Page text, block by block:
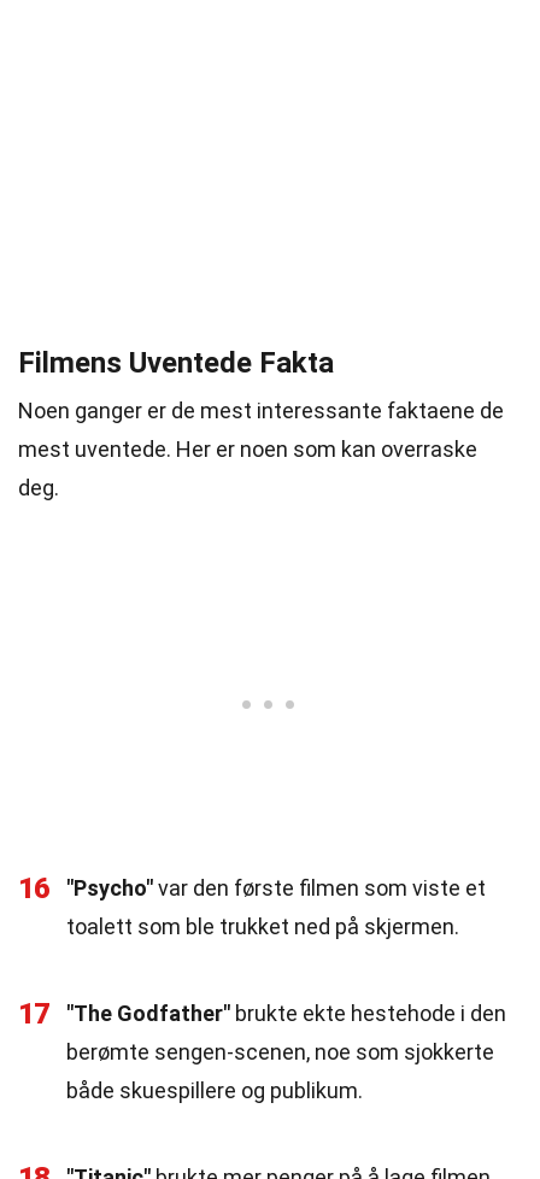
Filmens Uventede Fakta
Noen ganger er de mest interessante faktaene de
mest uventede. Her er noen som kan overraske
deg.
16 "Psycho"var den første filmen som viste et
toalett som ble trukket ned på skjermen.
17 "The Godfather" brukte ekte hestehode i den
berømte sengen-scenen, noe som sjokkerte
både skuespillere og publikum.